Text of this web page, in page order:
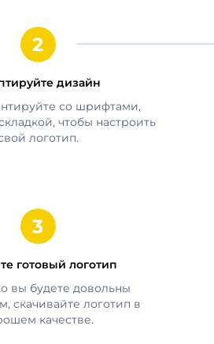
дизайн
со шрифтами,
чтобы настроить
логотип.
готовый логотип
вы будете довольны
скачивайте логотип в
качестве.